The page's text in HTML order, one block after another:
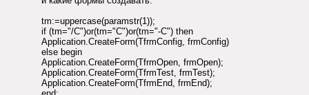
tm:=uppercase(paramstr(1));
if (tm="/C")or(tm="C")or(tm="-C") then
Application.CreateForm(TfrmConfig, frmConfig)
else begin
Application.CreateForm(TfrmOpen, frmOpen);
Application.CreateForm(TfrmTest, frmTest);
Application.CreateForm(TfrmEnd, frmEnd);